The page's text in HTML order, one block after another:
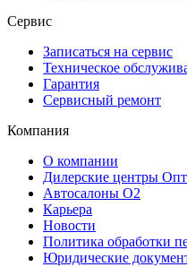
Сервис
Записаться на сервис
Техническое
Гарантия
Сервисный ремонт
Компания
О компании
Дилерские центры
Автосалоны О2
Карьера
Новости
Политика обработки
Юридические